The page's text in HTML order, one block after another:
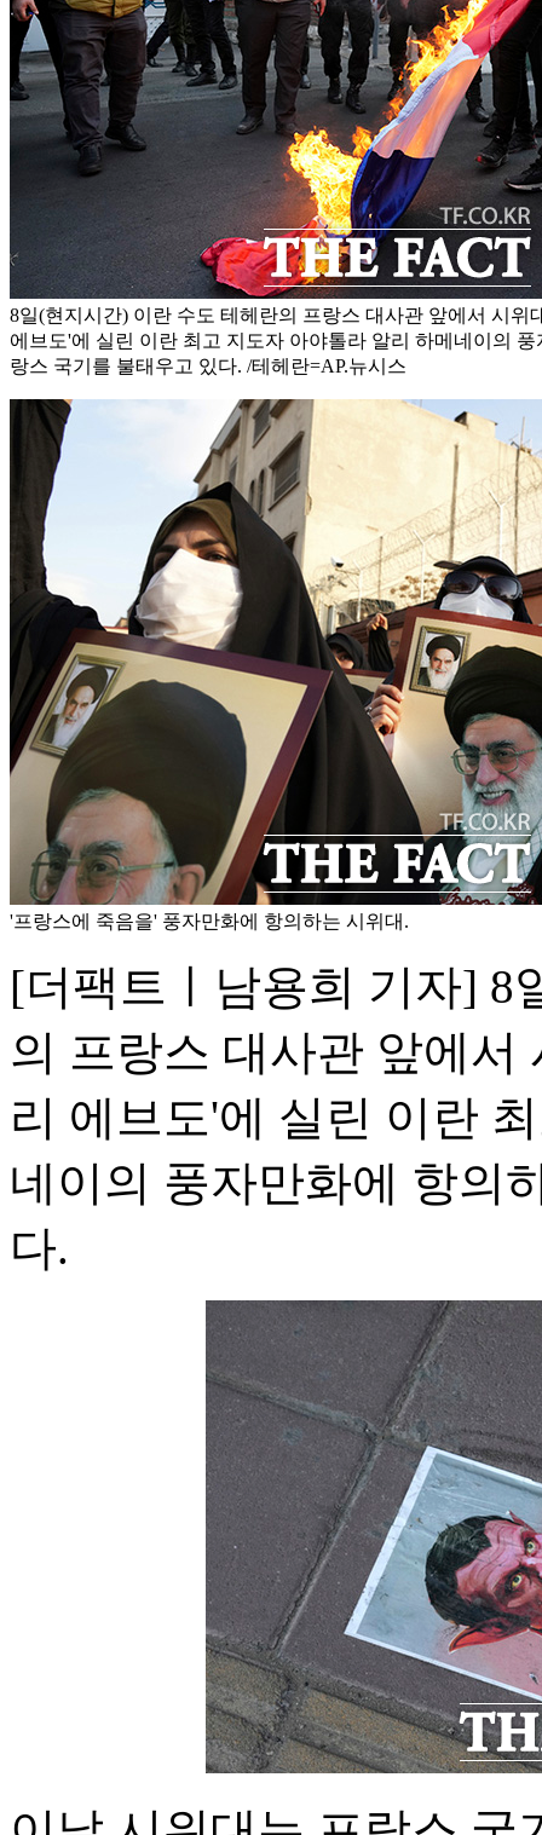
8일(현지시간) 이란 수도 테헤란의 프랑스 대사관 앞에서 시위
에브도'에 실린 이란 최고 지도자 아야톨라 알리 하메네이의
랑스 국기를 불태우고 있다. /테헤란=AP.뉴시스
'프랑스에 죽음을' 풍자만화에 항의하는 시위대.
[더팩트ㅣ남용희 기자] 8
의 프랑스 대사관 앞에서
리 에브도'에 실린 이란
네이의 풍자만화에 항의
다.